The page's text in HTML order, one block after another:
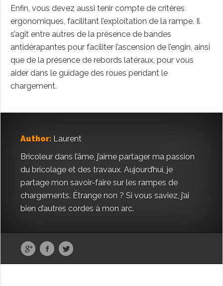
Enfin, vous devez aussi tenir compte de critères
ergonomiques, facilitant l’exploitation de la rampe. Il
s’agit entre autres de la présence de bandes
antidérapantes pour faciliter l’ascension de l’engin, ainsi
que de la présence de rebords latéraux, pour vous
aider dans le guidage des roues pendant le
chargement.
Author: Laurent
Bricoleur dans l’âme, j’aime partager ma passion
du bricolage et des travaux. Aujourd’hui, je
partage mon savoir-faire sur les rampes de
chargements. Étrange non ? Si vous saviez, j’ai
bien d’autres cordes à mon arc.